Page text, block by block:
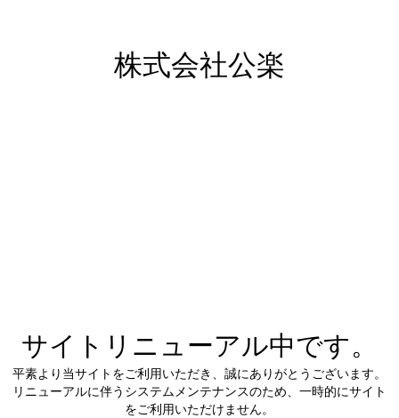
株式会社公楽
サイトリニューアル中です。
平素より当サイトをご利用いただき、誠にありがとうございます。
リニューアルに伴うシステムメンテナンスのため、一時的にサイト
をご利用いただけません。